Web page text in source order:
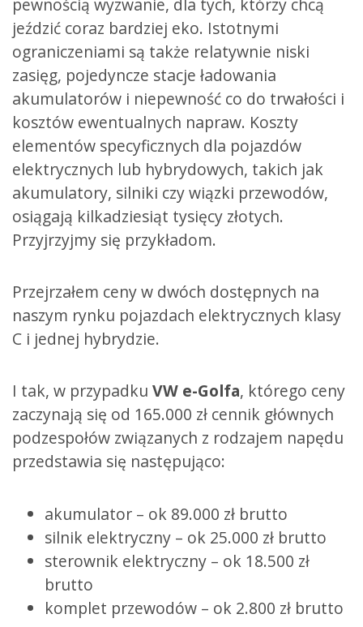
pewnością wyzwanie, dla tych, którzy chcą
jeździć coraz bardziej eko. Istotnymi
ograniczeniami są także relatywnie niski
zasięg, pojedyncze stacje ładowania
akumulatorów i niepewność co do trwałości i
kosztów ewentualnych napraw. Koszty
elementów specyficznych dla pojazdów
elektrycznych lub hybrydowych, takich jak
akumulatory, silniki czy wiązki przewodów,
osiągają kilkadziesiąt tysięcy złotych.
Przyjrzyjmy się przykładom.
Przejrzałem ceny w dwóch dostępnych na
naszym rynku pojazdach elektrycznych klasy
C i jednej hybrydzie.
I tak, w przypadku VW e-Golfa, którego ceny
zaczynają się od 165.000 zł cennik głównych
podzespołów związanych z rodzajem napędu
przedstawia się następująco:
akumulator – ok 89.000 zł brutto
silnik elektryczny – ok 25.000 zł brutto
sterownik elektryczny – ok 18.500 zł
brutto
komplet przewodów – ok 2.800 zł brutto